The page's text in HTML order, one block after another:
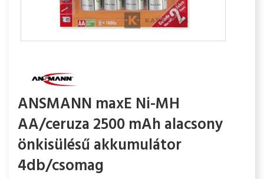
ANSMANN maxE Ni-MH
AA/ceruza 2500 mAh alacsony
önkisülésű akkumulátor
4db/csomag